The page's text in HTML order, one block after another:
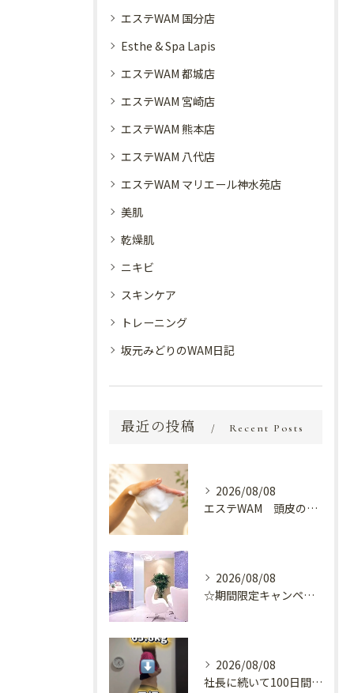
エステWAM 国分店
Esthe & Spa Lapis
エステWAM 都城店
エステWAM 宮崎店
エステWAM 熊本店
エステWAM 八代店
エステWAM マリエール神水苑店
美肌
乾燥肌
ニキビ
スキンケア
トレーニング
坂元みどりのWAM日記
最近の投稿 Recent Posts
2026/08/08
エステWAM 頭皮の健康
2026/08/08
☆期間限定キャンペーン開催中☆
2026/08/08
社長に続いて100日間ダイエット！？😳